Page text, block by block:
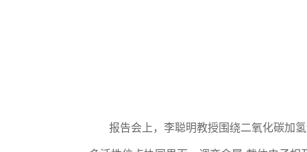
报告会上，李聪明教授围绕二氧化碳加